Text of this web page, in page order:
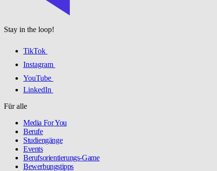
Stay in the loop!
TikTok
Instagram
YouTube
LinkedIn
Für alle
Media For You
Berufe
Studiengänge
Events
Berufsorientierungs-Game
Bewerbungstipps